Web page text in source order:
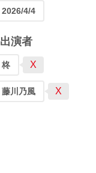
2026/4/4
出演者
柊 X
藤川乃風 X